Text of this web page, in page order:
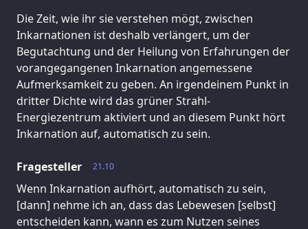
Die Zeit, wie ihr sie verstehen mögt, zwischen
Inkarnationen ist deshalb verlängert, um der
Begutachtung und der Heilung von Erfahrungen der
vorangegangenen Inkarnation angemessene
Aufmerksamkeit zu geben. An irgendeinem Punkt in
dritter Dichte wird das grüner Strahl-
Energiezentrum aktiviert und an diesem Punkt hört
Inkarnation auf, automatisch zu sein.
21.10
Fragesteller
Wenn Inkarnation aufhört, automatisch zu sein,
[dann] nehme ich an, dass das Lebewesen [selbst]
entscheiden kann, wann es zum Nutzen seines